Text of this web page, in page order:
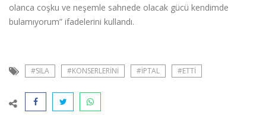
olanca coşku ve neşemle sahnede olacak gücü kendimde
bulamıyorum” ifadelerini kullandı.
#SILA #KONSERLERINI #IPTAL #ETTI